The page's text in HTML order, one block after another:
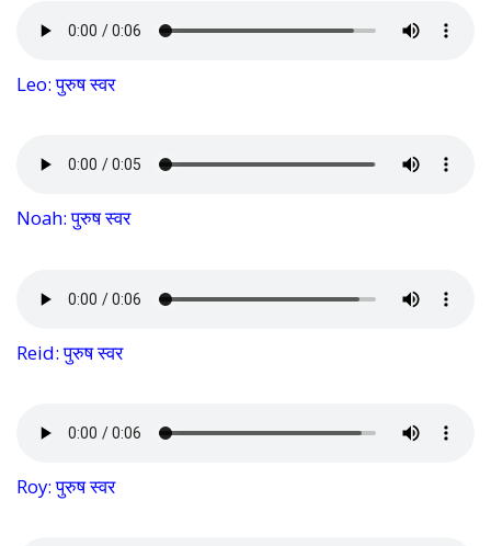
Leo: पुरुष स्वर
Noah: पुरुष स्वर
Reid: पुरुष स्वर
Roy: पुरुष स्वर